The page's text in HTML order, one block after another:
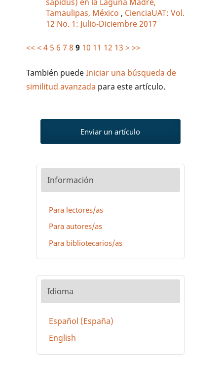
sapidus) en la Laguna Madre,
Tamaulipas, México, CienciaUAT: Vol.
12 No. 1: Julio-Diciembre 2017
<< < 4 5 6 7 8 9 10 11 12 13 > >>
También puedeIniciar una búsqueda de
similitud avanzada para este artículo.
Enviar un artículo
Información
Para lectores/as
Para autores/as
Para bibliotecarios/as
Idioma
Español (España)
English